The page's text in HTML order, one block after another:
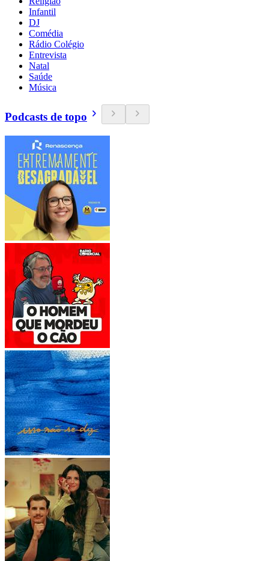
Infantil
DJ
Comédia
Rádio Colégio
Entrevista
Natal
Saúde
Música
Podcasts de topo